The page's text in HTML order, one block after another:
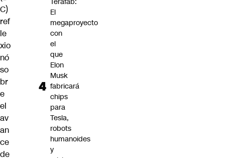
C)
ref
le
xio
nó
so
br
e
el
av
an
ce
de
El
megaproyecto
con
el
que
Elon
Musk
fabricará
chips
para
Tesla,
robots
humanoides
y